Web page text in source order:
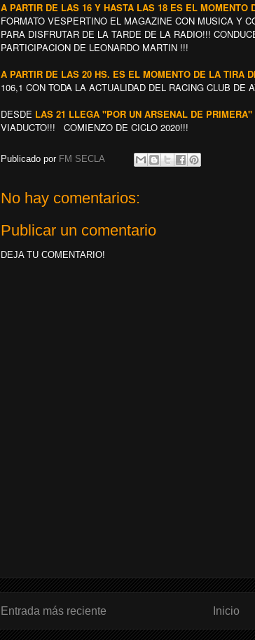
A PARTIR DE LAS 16 Y HASTA LAS 18 ES EL MOMENTO
FORMATO VESPERTINO EL MAGAZINE CON MUSICA Y
PARA DISFRUTAR DE LA TARDE DE LA RADIO!!!
PARTICIPACION DE LEONARDO MARTIN !!!
A PARTIR DE LAS 20 HS. ES EL MOMENTO DE LA TIRA
106,1 CON TODA LA ACTUALIDAD DEL RACING CLUB DE
DESDE LAS 21 LLEGA "POR UN ARSENAL DE PRIMERA"
VIADUCTO!!! COMIENZO DE CICLO 2020!!!
Publicado por FM SECLA
No hay comentarios:
Publicar un comentario
DEJA TU COMENTARIO!
Entrada más reciente Inicio